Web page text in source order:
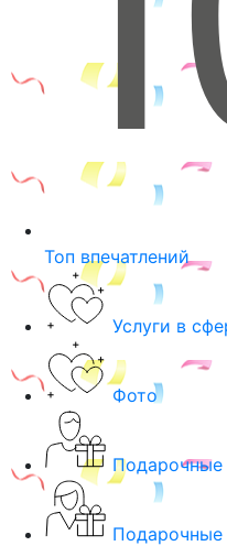
Топ впечатлений
Услуги в
Фото
Подарочные
Подарочные